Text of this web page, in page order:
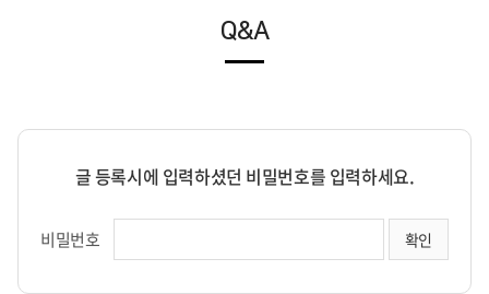
Q&A
글 등록시에 입력하셨던 비밀번호를 입력하세요.
비밀번호